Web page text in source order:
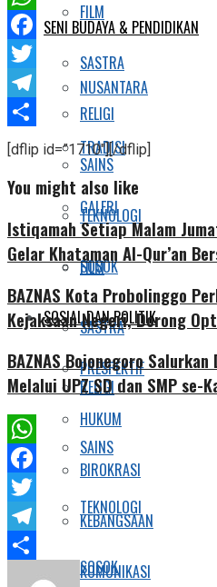
FILM
SASTRA
RELIGI
SAINS
TEKNOLOGI
SOSOK
SOSIAL DAN POLITIK
PRESPEKTIF
HUKUM
BIROKRASI
KEBANGSAAN
KOMUNIKASI
SENI BUDAYA & PENDIDIKAN
NUSANTARA
TRADISI
GALERI
FILM
SASTRA
RELIGI
SAINS
TEKNOLOGI
SOSOK
WhatsApp
Facebook
Twitter
Telegram
Share
[dflip id=”1710″][/dflip]
You might also like
Istiqamah Setiap Malam
Gelar Khataman Al-Qur’an
BAZNAS Kota Probolinggo
Kejaksaan Negeri, Dorong
BAZNAS Bojonegoro
Melalui UPZ SD dan SMP se-
WhatsApp
Facebook
Twitter
Telegram
Share